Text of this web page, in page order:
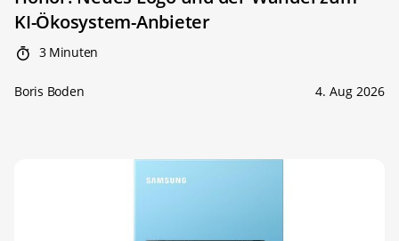
KI-Ökosystem-Anbieter
3 Minuten
Boris Boden 4. Aug 2026